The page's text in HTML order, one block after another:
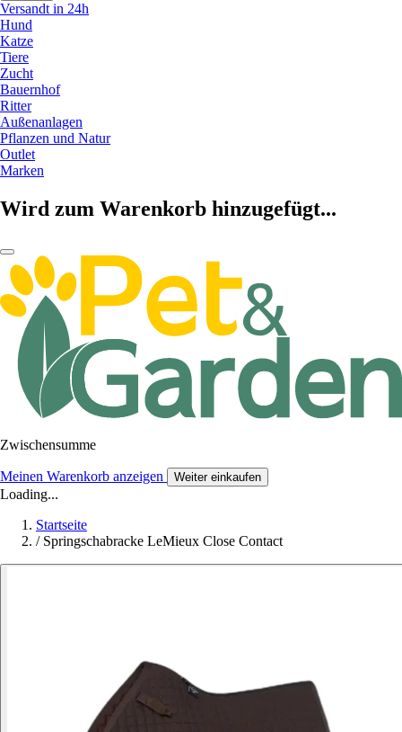
Versandt in 24h
Hund
Katze
Tiere
Zucht
Bauernhof
Ritter
Außenanlagen
Pflanzen und Natur
Outlet
Marken
Wird zum Warenkorb hinzugefügt...
Zwischensumme
Meinen Warenkorb anzeigen Weiter einkaufen
Loading...
Startseite
/ Springschabracke LeMieux Close Contact